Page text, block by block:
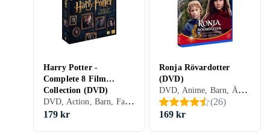
Harry Potter -
Complete 8 Film
Collection (DVD)
DVD, Action, Barn, Fantasy, Äventyr, TV-serie, Familj, Sverige (SE)
179 kr
Ronja Rövardotter
(DVD)
DVD, Anime, Barn, Äventyr, TV-serie, Animerat, Familj, Sverige (SE)
(26)
169 kr